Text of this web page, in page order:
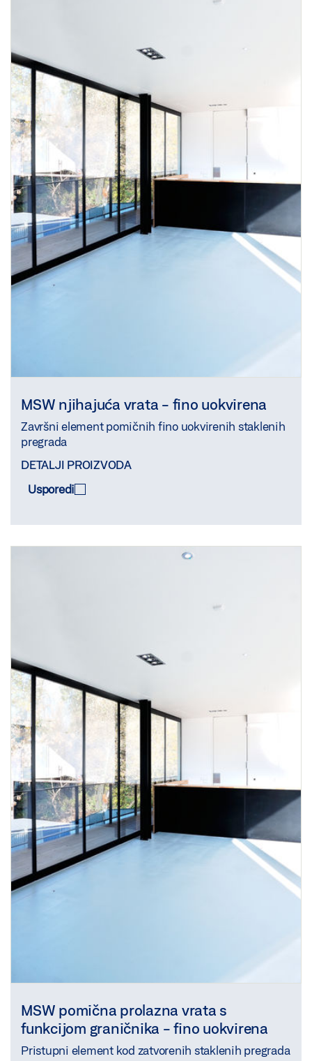
MSW njihajuća vrata - fino uokvirena
Završni element pomičnih fino uokvirenih staklenih
pregrada
DETALJI PROIZVODA
Usporedi
MSW pomična prolazna vrata s
funkcijom graničnika - fino uokvirena
Pristupni element kod zatvorenih staklenih pregrada